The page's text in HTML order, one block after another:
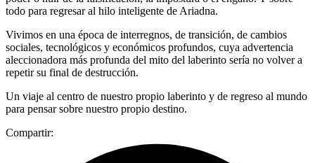
todo para regresar al hilo inteligente de Ariadna.
Vivimos en una época de interregnos, de transición, de cambios
sociales, tecnológicos y económicos profundos, cuya advertencia
aleccionadora más profunda del mito del laberinto sería no volver a
repetir su final de destrucción.
Un viaje al centro de nuestro propio laberinto y de regreso al mundo
para pensar sobre nuestro propio destino.
Compartir: